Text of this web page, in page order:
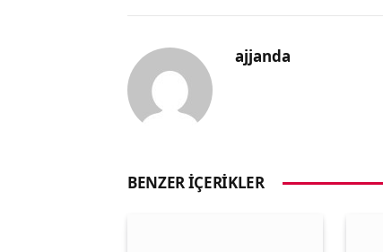
ajjanda
BENZER İÇERIKLER